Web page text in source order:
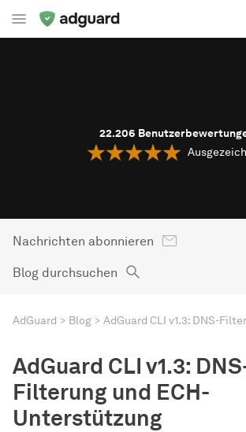
22.206
Nachrichten abonnieren
Blog durchsuchen
AdGuard Blog
AdGuard CLI v1.3:
Filterung und ECH-
Unterstützung